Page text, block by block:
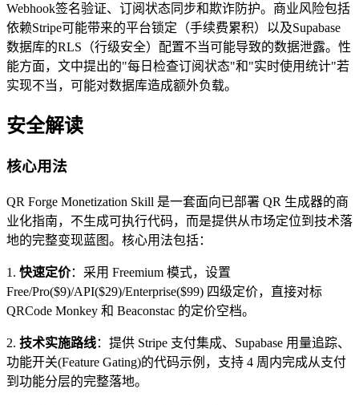
Webhook签名验证、订阅状态同步和欺诈防护。商业风险包括
依赖Stripe可能带来的平台锁定（手续费累积）以及Supabase
数据库的RLS（行级安全）配置不当可能导致的数据泄露。性
能方面，文中提出的"每日检查订阅状态"和"实时使用统计"若
实现不当，可能对数据库造成额外负载。
安全解读
核心用法
QR Forge Monetization Skill 是一套面向已部署 QR 生成器的商
业化指南，不生成可执行代码，而是提供从市场定位到技术落
地的完整变现蓝图。核心用法包括：
1. 快速定价：采用 Freemium 模式，设置
Free/Pro($9)/API($29)/Enterprise($99) 四级定价，直接对标
QRCode Monkey 和 Beaconstac 的定价空档。
2. 技术实施路线：提供 Stripe 支付集成、Supabase 用量追踪、
功能开关(Feature Gating)的代码示例，支持 4 周内完成从支付
到功能分层的完整落地。